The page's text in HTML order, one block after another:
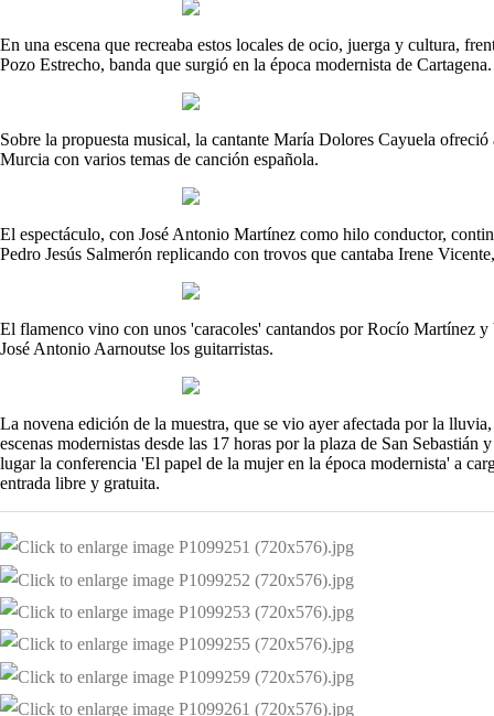
En una escena que recreaba estos locales de ocio, juerga y cultura,
Pozo Estrecho, banda que surgió en la época modernista de Cartagena.
Sobre la propuesta musical, la cantante María Dolores Cayuela
Murcia con varios temas de canción española.
El espectáculo, con José Antonio Martínez como hilo conductor,
Pedro Jesús Salmerón replicando con trovos que cantaba Irene
El flamenco vino con unos 'caracoles' cantandos por Rocío Martínez
José Antonio Aarnoutse los guitarristas.
La novena edición de la muestra, que se vio ayer afectada por la
escenas modernistas desde las 17 horas por la plaza de San
lugar la conferencia 'El papel de la mujer en la época modernista' a
entrada libre y gratuita.